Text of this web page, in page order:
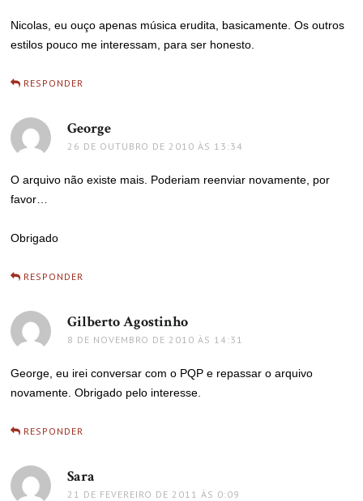
Nicolas, eu ouço apenas música erudita, basicamente. Os outros
estilos pouco me interessam, para ser honesto.
RESPONDER
George
26 DE OUTUBRO DE 2010 ÀS 13:34
O arquivo não existe mais. Poderiam reenviar novamente, por
favor…
Obrigado
RESPONDER
Gilberto Agostinho
8 DE NOVEMBRO DE 2010 ÀS 14:31
George, eu irei conversar com o PQP e repassar o arquivo
novamente. Obrigado pelo interesse.
RESPONDER
Sara
21 DE FEVEREIRO DE 2011 ÀS 0:09